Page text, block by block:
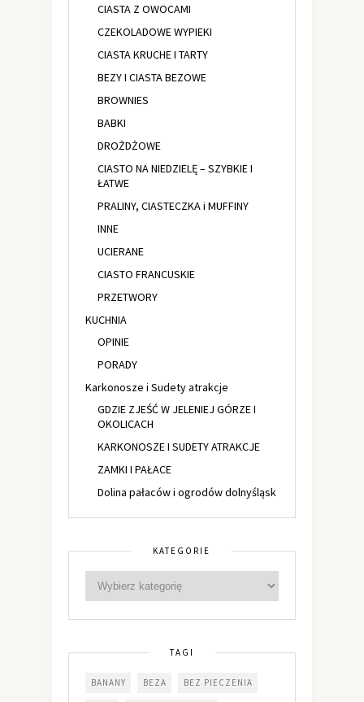
CIASTA Z OWOCAMI
CZEKOLADOWE WYPIEKI
CIASTA KRUCHE I TARTY
BEZY I CIASTA BEZOWE
BROWNIES
BABKI
DROŻDŻOWE
CIASTO NA NIEDZIELĘ – SZYBKIE I
ŁATWE
PRALINY, CIASTECZKA i MUFFINY
INNE
UCIERANE
CIASTO FRANCUSKIE
PRZETWORY
KUCHNIA
OPINIE
PORADY
Karkonosze i Sudety atrakcje
GDZIE ZJEŚĆ W JELENIEJ GÓRZE I
OKOLICACH
KARKONOSZE I SUDETY ATRAKCJE
ZAMKI I PAŁACE
Dolina pałaców i ogrodów dolnyśląsk
KATEGORIE
TAGI
BANANY BEZA BEZ PIECZENIA